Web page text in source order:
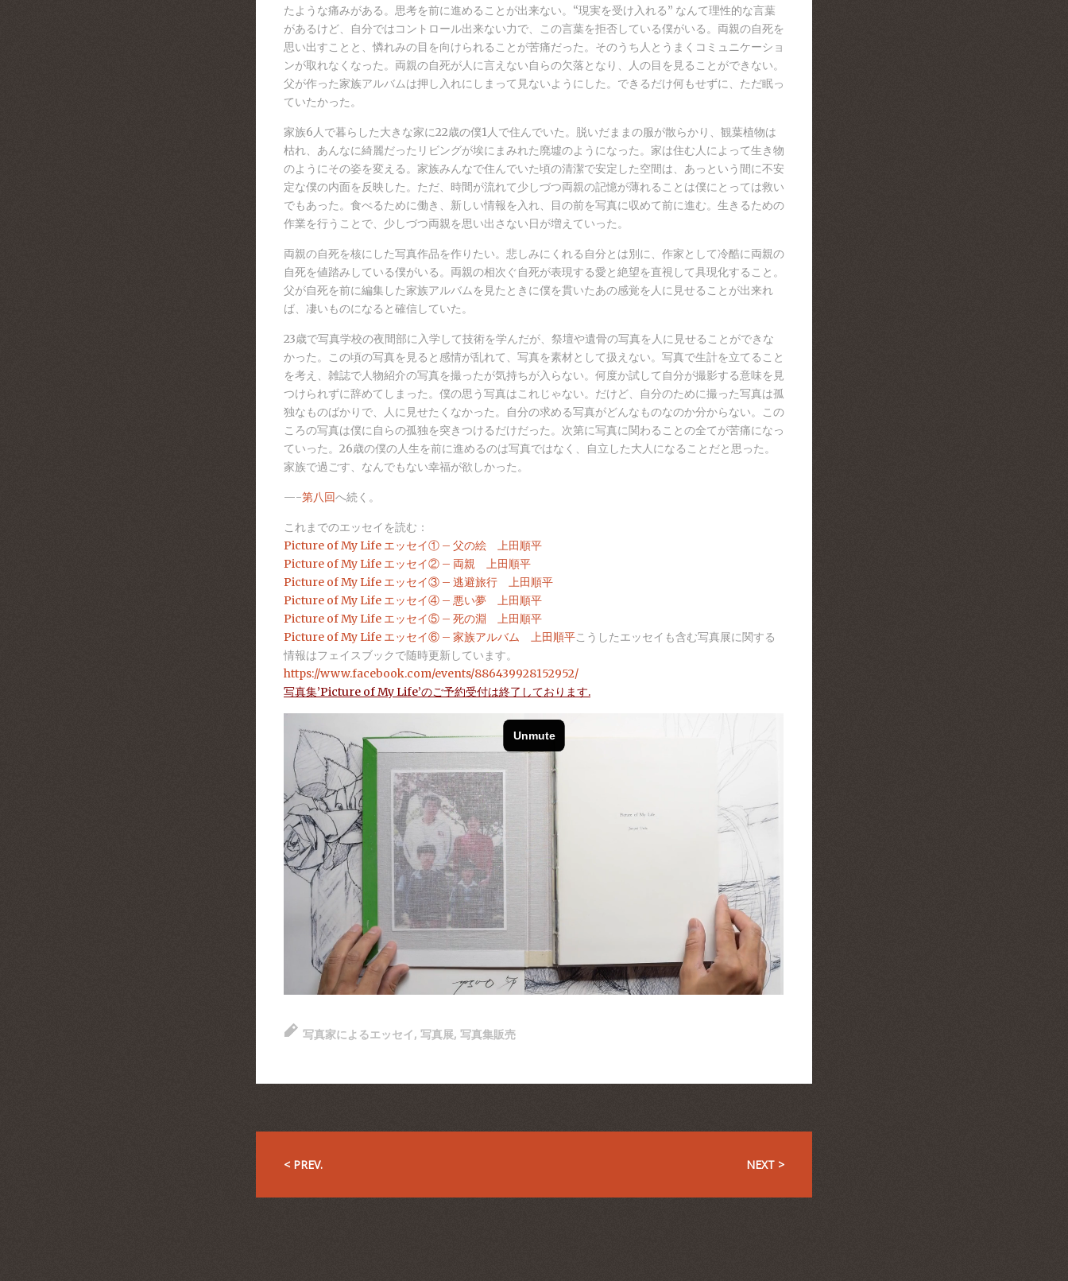
たような痛みがある。思考を前に進めることが出来ない。“現実を受け入れる” なんて理性的な言葉
があるけど、自分ではコントロール出来ない力で、この言葉を拒否している僕がいる。両親の自死を
思い出すことと、憐れみの目を向けられることが苦痛だった。そのうち人とうまくコミュニケーショ
ンが取れなくなった。両親の自死が人に言えない自らの欠落となり、人の目を見ることができない。
父が作った家族アルバムは押し入れにしまって見ないようにした。できるだけ何もせずに、ただ眠っ
ていたかった。
家族6人で暮らした大きな家に22歳の僕1人で住んでいた。脱いだままの服が散らかり、観葉植物は
枯れ、あんなに綺麗だったリビングが埃にまみれた廃墟のようになった。家は住む人によって生き物
のようにその姿を変える。家族みんなで住んでいた頃の清潔で安定した空間は、あっという間に不安
定な僕の内面を反映した。ただ、時間が流れて少しづつ両親の記憶が薄れることは僕にとっては救い
でもあった。食べるために働き、新しい情報を入れ、目の前を写真に収めて前に進む。生きるための
作業を行うことで、少しづつ両親を思い出さない日が増えていった。
両親の自死を核にした写真作品を作りたい。悲しみにくれる自分とは別に、作家として冷酷に両親の
自死を値踏みしている僕がいる。両親の相次ぐ自死が表現する愛と絶望を直視して具現化すること。
父が自死を前に編集した家族アルバムを見たときに僕を貫いたあの感覚を人に見せることが出来れ
ば、凄いものになると確信していた。
23歳で写真学校の夜間部に入学して技術を学んだが、祭壇や遺骨の写真を人に見せることができな
かった。この頃の写真を見ると感情が乱れて、写真を素材として扱えない。写真で生計を立てること
を考え、雑誌で人物紹介の写真を撮ったが気持ちが入らない。何度か試して自分が撮影する意味を見
つけられずに辞めてしまった。僕の思う写真はこれじゃない。だけど、自分のために撮った写真は孤
独なものばかりで、人に見せたくなかった。自分の求める写真がどんなものなのか分からない。この
ころの写真は僕に自らの孤独を突きつけるだけだった。次第に写真に関わることの全てが苦痛になっ
ていった。26歳の僕の人生を前に進めるのは写真ではなく、自立した大人になることだと思った。
家族で過ごす、なんでもない幸福が欲しかった。
—-第八回へ続く。
これまでのエッセイを読む：
Picture of My Life エッセイ① – 父の絵 上田順平
Picture of My Life エッセイ② – 両親 上田順平
Picture of My Life エッセイ③ – 逃避旅行 上田順平
Picture of My Life エッセイ④ – 悪い夢 上田順平
Picture of My Life エッセイ⑤ – 死の淵 上田順平
Picture of My Life エッセイ⑥ – 家族アルバム 上田順平こうしたエッセイも含む写真展に関する
情報はフェイスブックで随時更新しています。
https://www.facebook.com/events/886439928152952/
写真集’Picture of My Life’のご予約受付は終了しております.
写真家によるエッセイ, 写真展, 写真集販売
< PREV. NEXT >